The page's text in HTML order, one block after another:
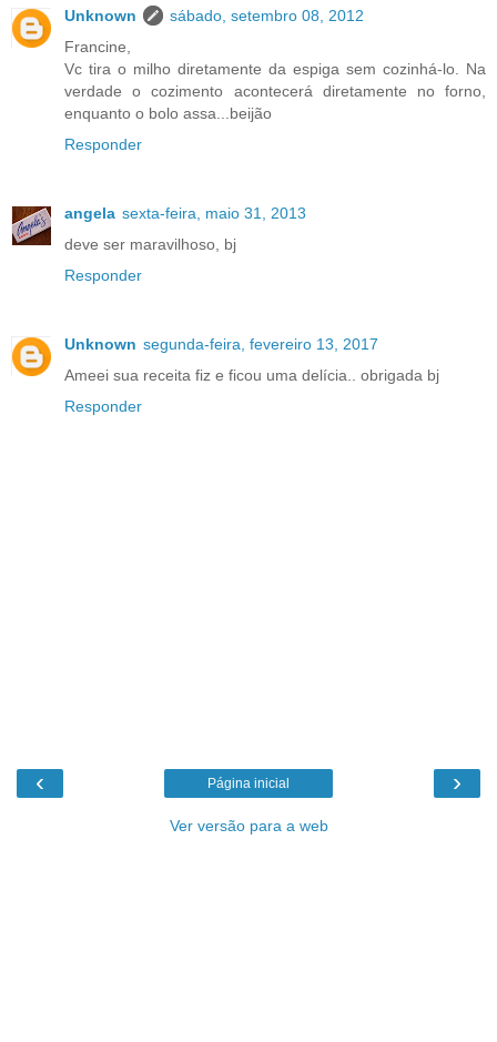
Unknown
sábado, setembro 08, 2012
Francine,
Vc tira o milho diretamente da espiga sem cozinhá-lo. Na
verdade o cozimento acontecerá diretamente no forno,
enquanto o bolo assa...beijão
Responder
angela sexta-feira, maio 31, 2013
deve ser maravilhoso, bj
Responder
Unknown segunda-feira, fevereiro 13, 2017
Ameei sua receita fiz e ficou uma delícia.. obrigada bj
Responder
‹ ›
Página inicial
Ver versão para a web